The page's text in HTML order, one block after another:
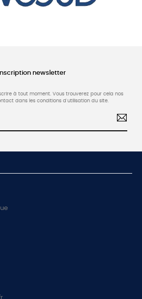
Inscription newsletter
à tout moment. Vous trouverez pour cela nos
dans les conditions d'utilisation du site.